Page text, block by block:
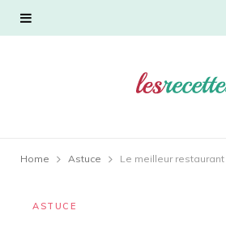
Home Astuce
ASTUCE